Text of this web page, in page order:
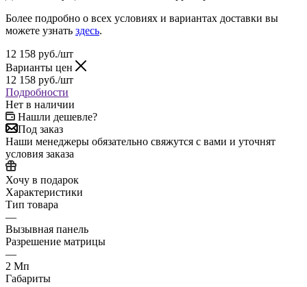
Более подробно о всех условиях и вариантах доставки вы
можете узнать здесь.
12 158 руб./шт
Варианты цен
12 158 руб./шт
Подробности
Нет в наличии
Нашли дешевле?
Под заказ
Наши менеджеры обязательно свяжутся с вами и уточнят
условия заказа
Хочу в подарок
Характеристики
Тип товара
—
Вызывная панель
Разрешение матрицы
—
2 Мп
Габариты